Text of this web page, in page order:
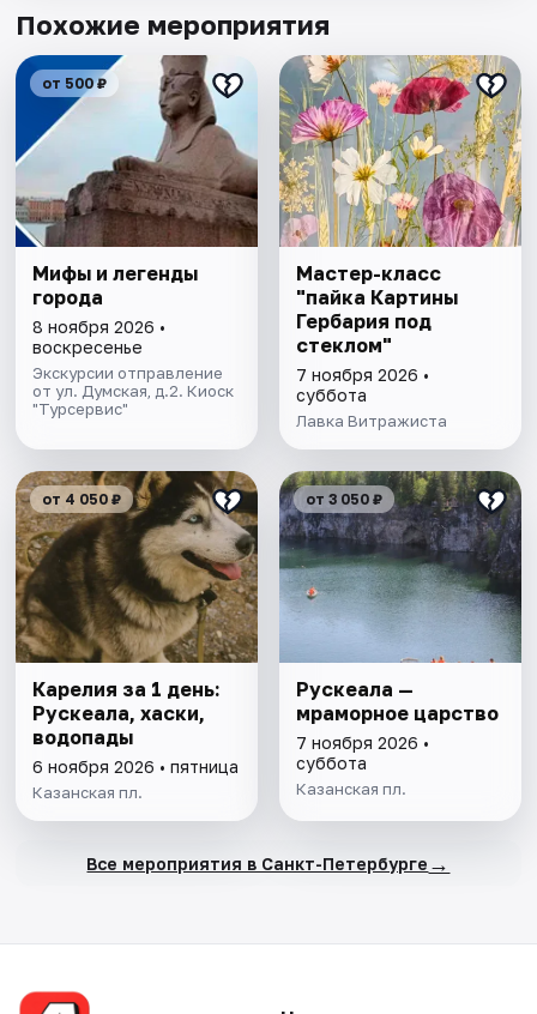
Похожие мероприятия
от 500 ₽
Мифы и легенды
города
8 ноября 2026 •
воскресенье
Экскурсии отправление
от ул. Думская, д.2. Киоск
"Турсервис"
Мастер-класс
"пайка Картины
Гербария под
стеклом"
7 ноября 2026 •
суббота
Лавка Витражиста
от 4 050 ₽
Карелия за 1 день:
Рускеала, хаски,
водопады
6 ноября 2026 • пятница
Казанская пл.
от 3 050 ₽
Рускеала —
мраморное царство
7 ноября 2026 •
суббота
Казанская пл.
Все мероприятия в Санкт-Петербурге →